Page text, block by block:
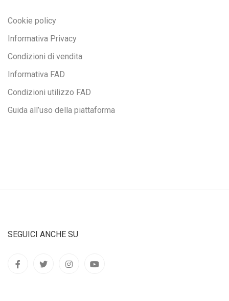
Cookie policy
Informativa Privacy
Condizioni di vendita
Informativa FAD
Condizioni utilizzo FAD
Guida all’uso della piattaforma
SEGUICI ANCHE SU